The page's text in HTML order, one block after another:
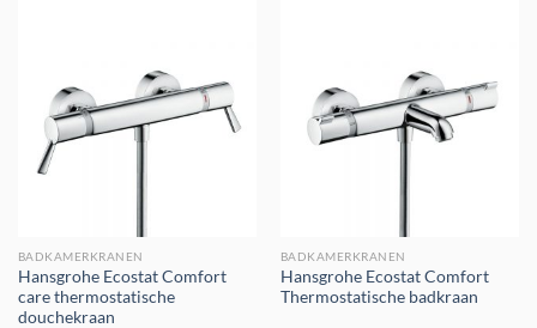
BADKAMERKRANEN
Hansgrohe Ecostat Comfort
care thermostatische
douchekraan
BADKAMERKRANEN
Hansgrohe Ecostat Comfort
Thermostatische badkraan